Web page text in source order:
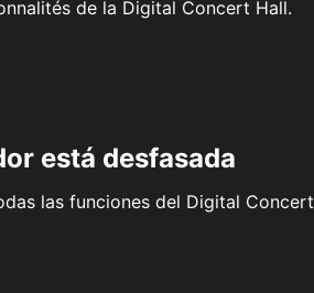
de la Digital Concert Hall.
está desfasada
las funciones del Digital